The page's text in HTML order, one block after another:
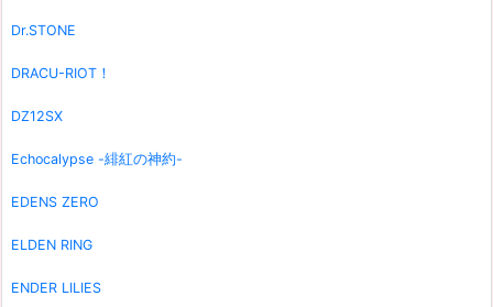
Dr.STONE
DRACU-RIOT！
DZ12SX
Echocalypse -緋紅の神約-
EDENS ZERO
ELDEN RING
ENDER LILIES